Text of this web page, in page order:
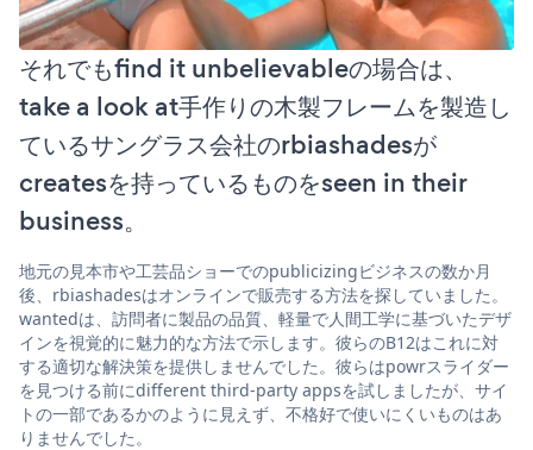
それでもfind it unbelievableの場合は、
take a look at手作りの木製フレームを製造し
ているサングラス会社のrbiashadesが
createsを持っているものをseen in their
business。
地元の見本市や工芸品ショーでのpublicizingビジネスの数か月
後、rbiashadesはオンラインで販売する方法を探していました。
wantedは、訪問者に製品の品質、軽量で人間工学に基づいたデザ
インを視覚的に魅力的な方法で示します。彼らのB12はこれに対
する適切な解決策を提供しませんでした。彼らはpowrスライダー
を見つける前にdifferent third-party appsを試しましたが、サイ
トの一部であるかのように見えず、不格好で使いにくいものはあ
りませんでした。